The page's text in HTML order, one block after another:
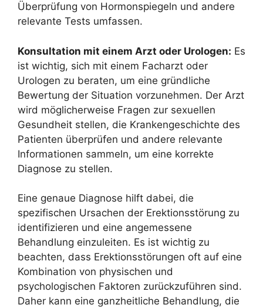
Überprüfung von Hormonspiegeln und andere
relevante Tests umfassen.
Konsultation mit einem Arzt oder Urologen: Es
ist wichtig, sich mit einem Facharzt oder
Urologen zu beraten, um eine gründliche
Bewertung der Situation vorzunehmen. Der Arzt
wird möglicherweise Fragen zur sexuellen
Gesundheit stellen, die Krankengeschichte des
Patienten überprüfen und andere relevante
Informationen sammeln, um eine korrekte
Diagnose zu stellen.
Eine genaue Diagnose hilft dabei, die
spezifischen Ursachen der Erektionsstörung zu
identifizieren und eine angemessene
Behandlung einzuleiten. Es ist wichtig zu
beachten, dass Erektionsstörungen oft auf eine
Kombination von physischen und
psychologischen Faktoren zurückzuführen sind.
Daher kann eine ganzheitliche Behandlung, die